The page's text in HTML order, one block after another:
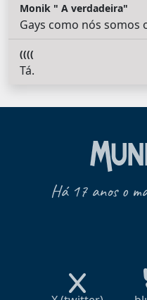
Monik " A verdadeira"
Gays como nós somos
((((
Tá.
Há 17 anos o